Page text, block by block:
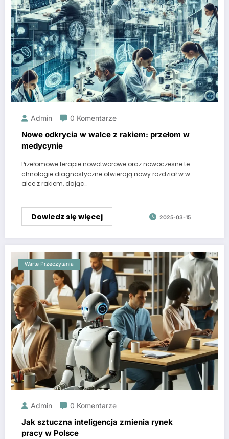
Admin 0 Komentarze
Nowe odkrycia w walce z rakiem: przełom w
medycynie
Przełomowe terapie nowotworowe oraz nowoczesne te
chnologie diagnostyczne otwierają nowy rozdział w w
alce z rakiem, dając…
Dowiedz się więcej 2025-03-15
Warte Przeczytania
Admin 0 Komentarze
Jak sztuczna inteligencja zmienia rynek
pracy w Polsce